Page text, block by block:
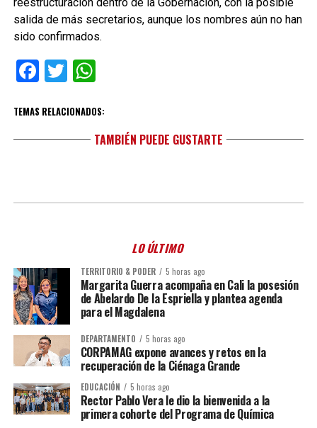
salida de más secretarios, aunque los nombres aún no han
sido confirmados.
Facebook
TwitterWhatsApp
TEMAS RELACIONADOS:
TAMBIÉN PUEDE GUSTARTE
LO ÚLTIMO
TERRITORIO & PODER 5 horas ago
Margarita Guerra acompaña en Cali la posesión
de Abelardo De la Espriella y plantea agenda
para el Magdalena
DEPARTAMENTO 5 horas ago
CORPAMAG expone avances y retos en la
recuperación de la Ciénaga Grande
EDUCACIÓN 5 horas ago
Rector Pablo Vera le dio la bienvenida a la
primera cohorte del Programa de Química